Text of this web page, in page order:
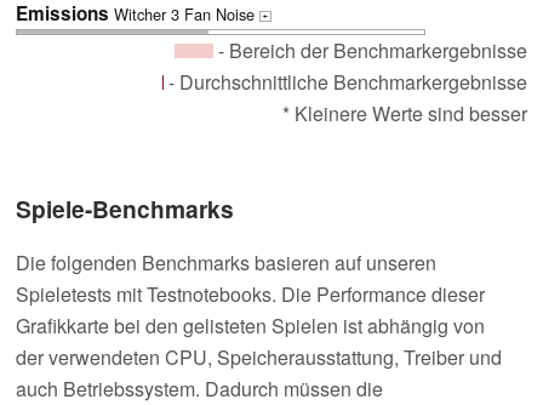
Emissions Witcher 3 Fan Noise +
- Bereich der Benchmarkergebnisse
- Durchschnittliche Benchmarkergebnisse
* Kleinere Werte sind besser
Spiele-Benchmarks
Die folgenden Benchmarks basieren auf unseren
Spieletests mit Testnotebooks. Die Performance dieser
Grafikkarte bei den gelisteten Spielen ist abhängig von
der verwendeten CPU, Speicherausstattung, Treiber und
auch Betriebssystem. Dadurch müssen die